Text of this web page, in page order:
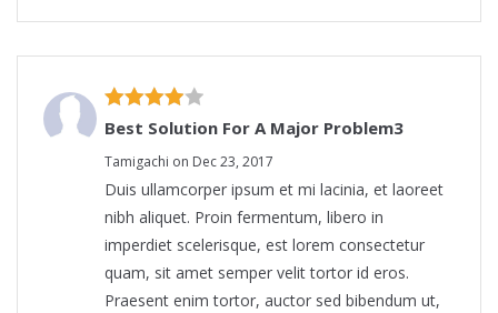
Best Solution For A Major Problem3
Tamigachi on Dec 23, 2017
Duis ullamcorper ipsum et mi lacinia, et laoreet
nibh aliquet. Proin fermentum, libero in
imperdiet scelerisque, est lorem consectetur
quam, sit amet semper velit tortor id eros.
Praesent enim tortor, auctor sed bibendum ut,